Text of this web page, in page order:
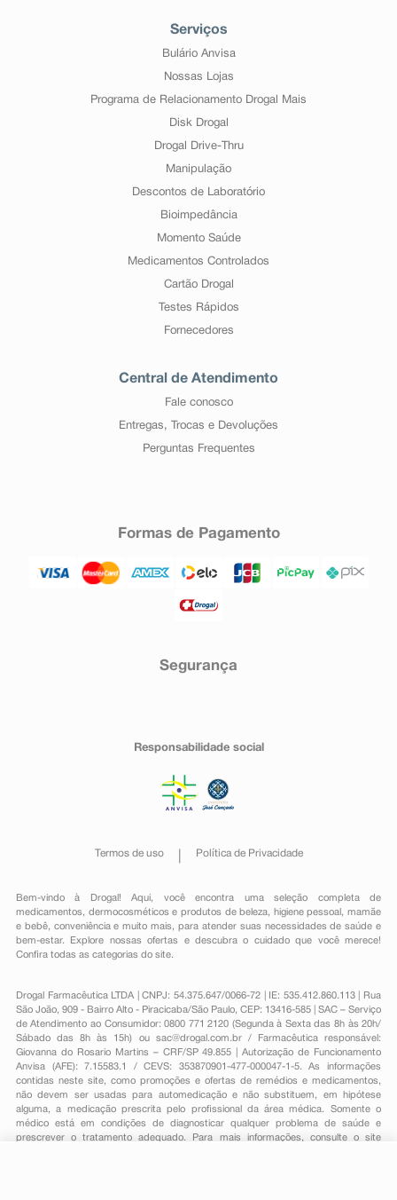
Serviços
Bulário Anvisa
Nossas Lojas
Programa de Relacionamento Drogal Mais
Disk Drogal
Drogal Drive-Thru
Manipulação
Descontos de Laboratório
Bioimpedância
Momento Saúde
Medicamentos Controlados
Cartão Drogal
Testes Rápidos
Fornecedores
Central de Atendimento
Fale conosco
Entregas, Trocas e Devoluções
Perguntas Frequentes
Formas de Pagamento
Segurança
Responsabilidade social
Termos de uso Política de Privacidade
Bem-vindo à Drogal! Aqui, você encontra uma seleção completa de
medicamentos , dermocosméticos e produtos de beleza, higiene pessoal ,mamãe
e bebê, conveniênciae muito mais, para atender suas necessidades de saúde e
bem-estar. Explore nossas ofertas e descubra o cuidado que você merece!
Confira todas as categorias do site.
Drogal Farmacêutica LTDA | CNPJ: 54.375.647/0066-72 | IE: 535.412.860.113 | Rua
São João, 909 - Bairro Alto - Piracicaba/São Paulo, CEP: 13416-585 | SAC – Serviço
de Atendimento ao Consumidor: 0800 771 2120 (Segunda à Sexta das 8h às 20h/
Sábado das 8h às 15h) ou sac@drogal.com.br/ Farmacêutica responsável:
Giovanna do Rosario Martins – CRF/SP 49.855 | Autorização de Funcionamento
Anvisa (AFE): 7.15583.1 / CEVS: 353870901-477-000047-1-5. As informações
contidas neste site, como promoções e ofertas de remédios e medicamentos,
não devem ser usadas para automedicação e não substituem, em hipótese
alguma, a medicação prescrita pelo profissional da área médica. Somente o
médico está em condições de diagnosticar qualquer problema de saúde e
prescrever o tratamento adequado. Para mais informações, consulte o site